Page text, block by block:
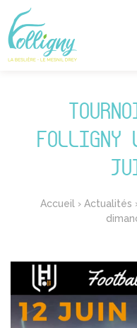
FOLLIGNY
Accueil › Actualités